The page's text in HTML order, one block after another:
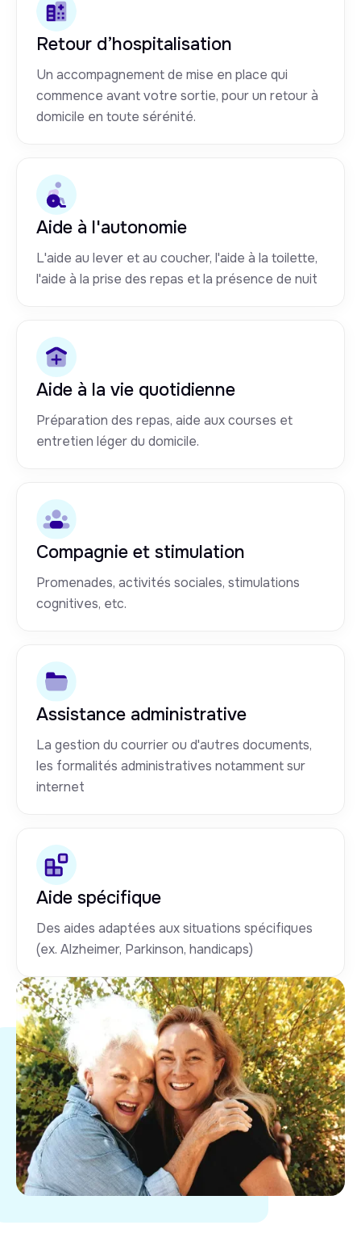
Retour d’hospitalisation
Un accompagnement de mise en place qui
commence avant votre sortie, pour un retour à
domicile en toute sérénité.
Aide à l'autonomie
L'aide au lever et au coucher, l'aide à la toilette,
l'aide à la prise des repas et la présence de nuit
Aide à la vie quotidienne
Préparation des repas, aide aux courses et
entretien léger du domicile.
Compagnie et stimulation
Promenades, activités sociales, stimulations
cognitives, etc.
Assistance administrative
La gestion du courrier ou d'autres documents,
les formalités administratives notamment sur
internet
Aide spécifique
Des aides adaptées aux situations spécifiques
(ex. Alzheimer, Parkinson, handicaps)